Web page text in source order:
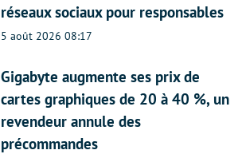
réseaux sociaux pour responsables
5 août 2026 08:17
Gigabyte augmente ses prix de
cartes graphiques de 20 à 40 %, un
revendeur annule des
précommandes